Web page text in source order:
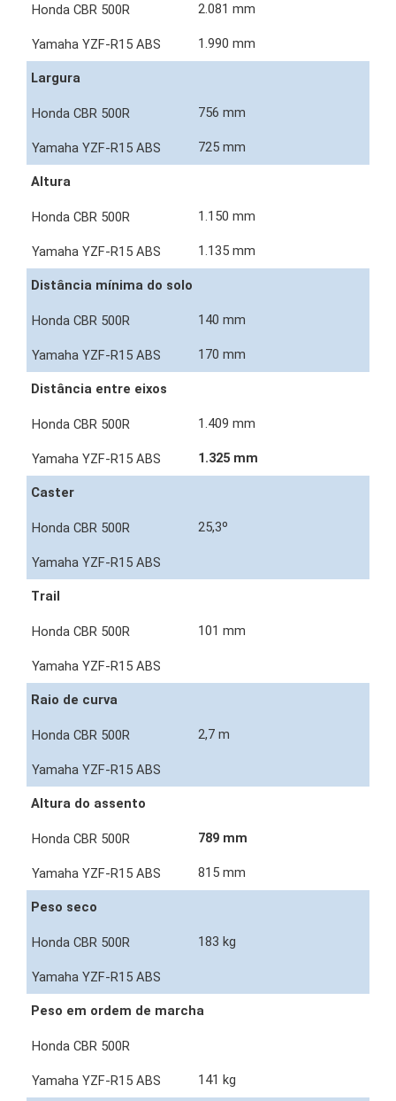
2.081 mm
1.990 mm
Largura
756 mm
725 mm
Altura
1.150 mm
1.135 mm
Distância mínima do solo
140 mm
170 mm
Distância entre eixos
1.409 mm
1.325 mm
Caster
25,3º
Trail
101 mm
Raio de curva
2,7 m
Altura do assento
789 mm
815 mm
Peso seco
183 kg
Peso em ordem de marcha
141 kg